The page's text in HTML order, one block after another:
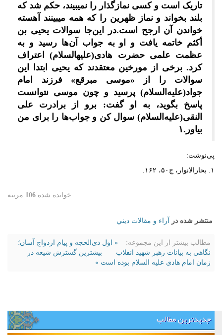
تاریک است و کسی نمازگذار را نمی‎بیند، حکم شد که
بلند بخواند و نماز ظهرین را که همه می‎بینند آهسته
خواندن آن ارجح است.در این‌جا سوالات یحیی بن
أکثم خاتمه یافت و او به جواب آن‌ها رسید و به
عظمت علمی حضرت هادی(علیه‎السلام) اعتراف
کرد. برخی از مورخین معتقدند که یحیی ابتدا این
سوالات را از «موسی مبرقع» فرزند امام
جواد(علیه‌السلام) پرسید و چون موسی نتوانست
پاسخ بگوید، به او گفت: برو از برادرت علی
النقی(علیه‌السلام) سوال کن و جواب‌ها را برای من
بیاور.۱
پی‌نوشت:
۱. بحارالانوار، ج۵۰، ۱۶۲.
خوانده شده 106 مرتبه
منتشر شده در آراء و مقالات ديني
مطالب بیشتر از این مجموعه:
« اول ذی‌الحجه و پیام ازدواج آسان؛
نگاهی به بیانات رهبر شهید انقلاب
بیشترین گسترش شیعه در
زمان امام هادی علیه السلام بوده است »
جدیدترین مطالب